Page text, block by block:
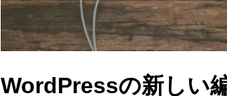
WordPressの新しい